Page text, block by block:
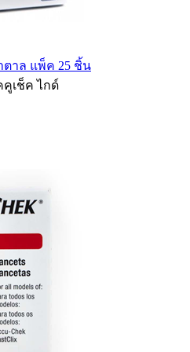
ตาล แพ็ค 25 ชิ้น
คูเช็ค ไกด์